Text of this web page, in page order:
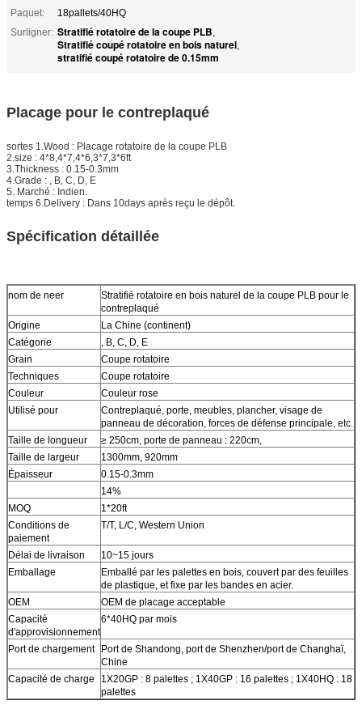
Paquet:
18pallets/40HQ
Surligner: Stratifié rotatoire de la coupe PLB,
Stratifié coupé rotatoire en bois naturel,
stratifié coupé rotatoire de 0.15mm
Placage pour le contreplaqué
sortes 1.Wood : Placage rotatoire de la coupe PLB
2.size : 4*8,4*7,4*6,3*7,3*6ft
3.Thickness : 0.15-0.3mm
4.Grade : , B, C, D, E
5. Marché : Indien.
temps 6.Delivery : Dans 10days après reçu le dépôt.
Spécification détaillée
nom de neer
Stratifié rotatoire en bois naturel de la coupe PLB pour le
contreplaqué
Origine
La Chine (continent)
Catégorie
, B, C, D, E
Grain
Coupe rotatoire
Techniques
Coupe rotatoire
Couleur
Couleur rose
Utilisé pour
Contreplaqué, porte, meubles, plancher, visage de
panneau de décoration, forces de défense principale, etc.
Taille de longueur
≥ 250cm, porte de panneau : 220cm,
Taille de largeur
1300mm, 920mm
Épaisseur
0.15-0.3mm
14%
MOQ
1*20ft
Conditions de
paiement
T/T, L/C, Western Union
Délai de livraison
10~15 jours
Emballage
Emballé par les palettes en bois, couvert par des feuilles
de plastique, et fixe par les bandes en acier.
OEM
OEM de placage acceptable
Capacité
d'approvisionnement
6*40HQ par mois
Port de chargement
Port de Shandong, port de Shenzhen/port de Changhaï,
Chine
Capacité de charge
1X20GP : 8 palettes ; 1X40GP : 16 palettes ; 1X40HQ : 18
palettes